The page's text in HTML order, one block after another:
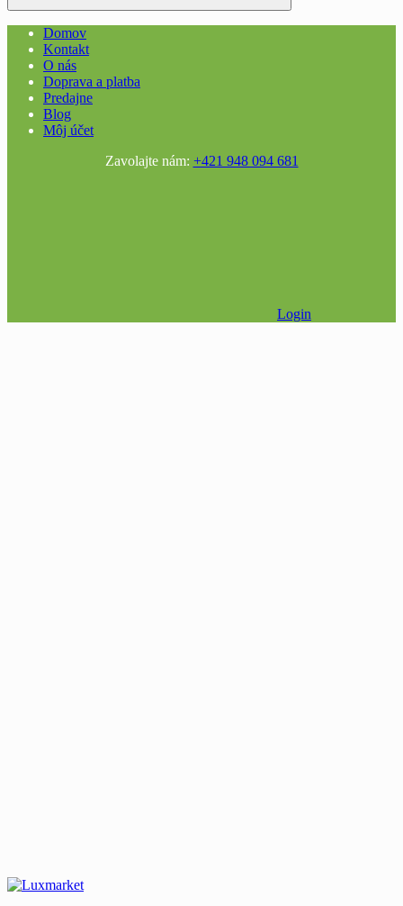
Domov
Kontakt
O nás
Doprava a platba
Predajne
Blog
Môj účet
Zavolajte nám: +421 948 094 681
Login